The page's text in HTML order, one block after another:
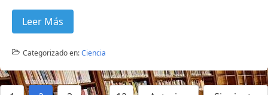
Leer Más
Categorizado en:Ciencia